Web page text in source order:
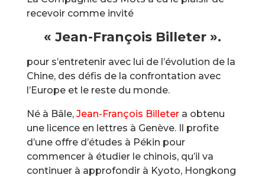
recevoir comme invité
« Jean-François Billeter ».
pour s’entretenir avec lui de l’évolution de la
Chine, des défis de la confrontation avec
l’Europe et le reste du monde.
Né à Bâle, Jean-François Billetera obtenu
une licence en lettres à Genève. Il profite
d’une offre d’études à Pékin pour
commencer à étudier le chinois, qu’il va
continuer à approfondir à Kyoto, Hongkong